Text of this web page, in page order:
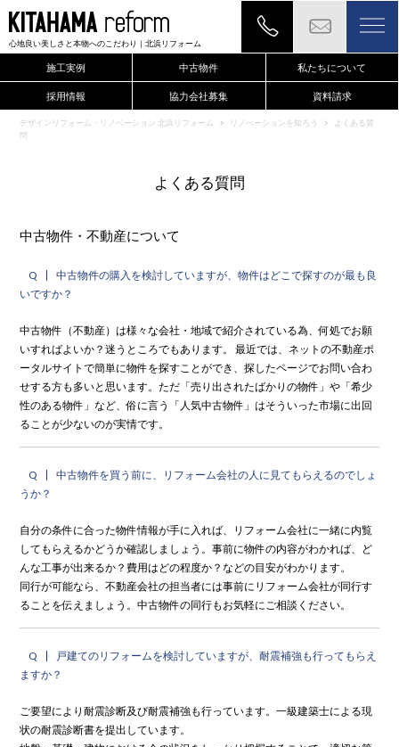
心地良い美しさと本物へのこだわり ｜北浜リフォーム
現地確認のご依頼もこちらから
施工実例 中古物件 私たちについて
採用情報 協力会社募集 資料請求
デザインリフォーム・リノベーション 北浜リフォーム リノべーションを知ろう
よくある質
問
よくある質問
中古物件・不動産について
Q
中古物件の購入を検討していますが、物件はどこで探すのが最も良
いですか？
中古物件（不動産）は様々な会社・地域で紹介されている為、何処でお願
いすればよいか？迷うところでもあります。 最近では、ネットの不動産ポ
ータルサイトで簡単に物件を探すことができ、探したページでお問い合わ
せする方も多いと思います。ただ「売り出されたばかりの物件」や「希少
性のある物件」など、俗に言う「人気中古物件」はそういった市場に出回
ることが少ないのが実情です。
Q
中古物件を買う前に、リフォーム会社の人に見てもらえるのでしょ
うか？
自分の条件に合った物件情報が手に入れば、リフォーム会社に一緒に内覧
してもらえるかどうか確認しましょう。事前に物件の内容がわかれば、ど
んな工事が出来るか？費用はどの程度か？などの目安がわかります。
同行が可能なら、不動産会社の担当者には事前にリフォーム会社が同行す
ることを伝えましょう。中古物件の同行もお気軽にご相談ください。
Q
戸建てのリフォームを検討していますが、耐震補強も行ってもらえ
ますか？
ご要望により耐震診断及び耐震補強も行っています。一級建築士による現
状の耐震診断書を提出しています。